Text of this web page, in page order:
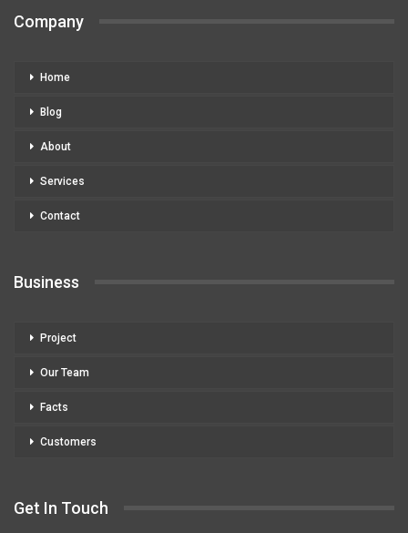
Company
Home
Blog
About
Services
Contact
Business
Project
Our Team
Facts
Customers
Get In Touch